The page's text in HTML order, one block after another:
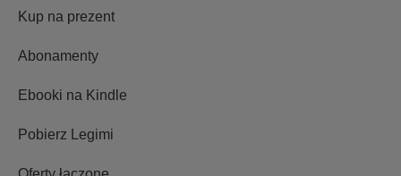
Kup na prezent
Abonamenty
Ebooki na Kindle
Pobierz Legimi